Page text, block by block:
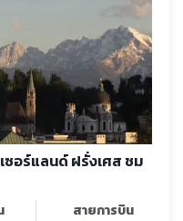
ซอร์แลนด์ ฝรั่งเศส ชม
สายการบิน